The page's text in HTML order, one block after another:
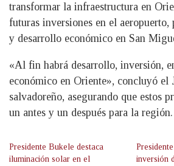
transformar la infraestructura en
futuras inversiones en el
y desarrollo económico en San
«Al fin habrá desarrollo, inversión,
económico en Oriente», concluyó el
salvadoreño, asegurando que estos
un antes y un después para la región.
Presidente Bukele destaca
iluminación solar en el
inversión